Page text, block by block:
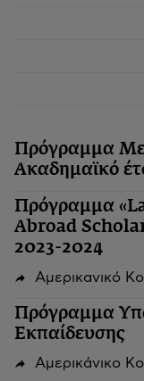
Πρόγραμμα
Ακαδημαϊκό
Πρόγραμμα
Abroad
2023-2024
Αμερικανικό
Πρόγραμμα
Εκπαίδευσης
Αμερικάνικο